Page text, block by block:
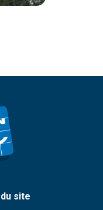
site